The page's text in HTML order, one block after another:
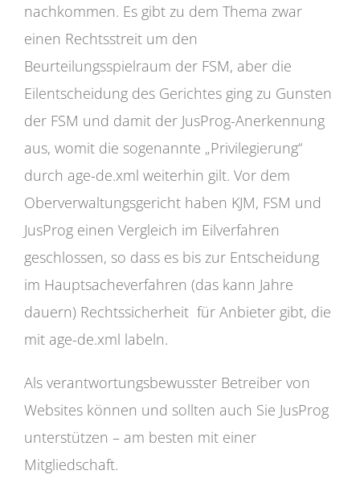
nachkommen. Es gibt zu dem Thema zwar
einen Rechtsstreit um den
Beurteilungsspielraum der FSM, aber die
Eilentscheidung des Gerichtes ging zu Gunsten
der FSM und damit der JusProg-Anerkennung
aus, womit die sogenannte „Privilegierung“
durch age-de.xml weiterhin gilt. Vor dem
Oberverwaltungsgericht haben KJM, FSM und
JusProg einen Vergleich im Eilverfahren
geschlossen, so dass es bis zur Entscheidung
im Hauptsacheverfahren (das kann Jahre
dauern) Rechtssicherheit für Anbieter gibt, die
mit age-de.xml labeln.
Als verantwortungsbewusster Betreiber von
Websites können und sollten auch Sie JusProg
unterstützen – am besten mit einer
Mitgliedschaft.